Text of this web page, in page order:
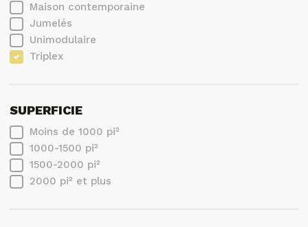
Maison contemporaine
Jumelés
Unimodulaire
Triplex
SUPERFICIE
Moins de 1000 pi²
1000-1500 pi²
1500-2000 pi²
2000 pi² et plus